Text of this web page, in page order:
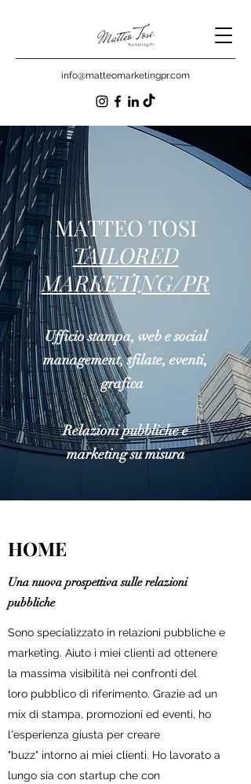
info@matteomarketingpr.com
MATTEO TOSI
TAILORED
MARKETING/PR
Ufficio stampa, web e social
management, sfilate, eventi,
grafica
Relazioni pubbliche e
marketing su misura
HOME
Una nuova prospettiva sulle relazioni
pubbliche
Sono specializzato in relazioni pubbliche e
marketing. Aiuto i miei clienti ad ottenere
la massima visibilità nei confronti del
loro pubblico di riferimento. Grazie ad un
mix di stampa, promozioni ed eventi, ho
l'esperienza giusta per creare
"buzz" intorno ai miei clienti. Ho lavorato a
lungo sia con startup che con